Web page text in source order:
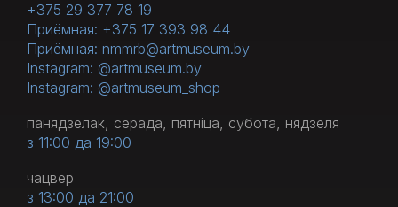
+375 29 377 78 19
Приёмная: +375 17 393 98 44
Приёмная: nmmrb@artmuseum.by
Instagram: @artmuseum.by
Instagram: @artmuseum_shop
панядзелак, серада, пятніца, субота, нядзеля
з 11:00 да 19:00
чацвер
з 13:00 да 21:00